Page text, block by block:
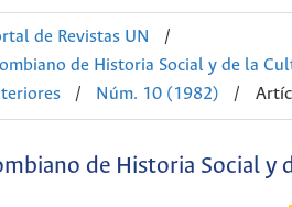
de Revistas UN
/
de Historia Social y de la
/ Núm. 10 (1982) /
de Historia Social y